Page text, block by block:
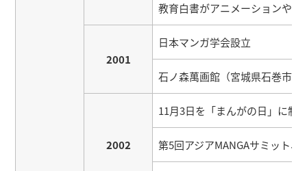
教育白書がアニメーションや
2001
日本マンガ学会設立
石ノ森萬画館（宮城県石巻市）
2002
11月3日を「まんがの日」に制
第5回アジアMANGAサミット、